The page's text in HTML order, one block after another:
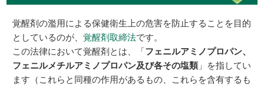
覚醒剤の濫用による保健衛生上の危害を防止することを目的
としているのが、覚醒剤取締法です。
この法律において覚醒剤とは、「フェニルアミノプロパン、
フェニルメチルアミノプロパン及び各その塩類 」を指してい
ます（これらと同種の作用があるもの、これらを含有するも